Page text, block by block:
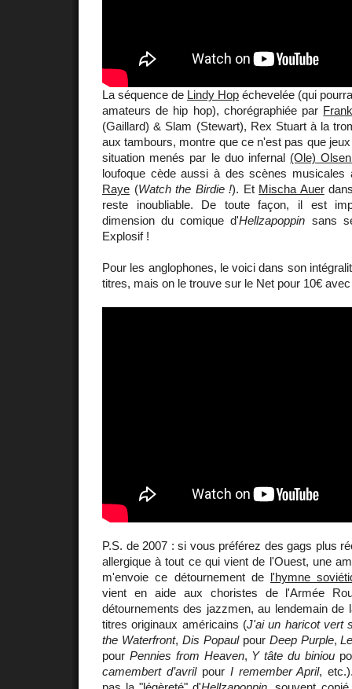
La séquence de Lindy Hop échevelée (qui
amateurs de hip hop), chorégraphiée par
(Gaillard) & Slam (Stewart), Rex Stuart à la
aux tambours, montre que ce n'est pas que
situation menés par le duo infernal (Ole)
loufoque cède aussi à des scènes
Raye (Watch the Birdie !). Et Mischa Auer
reste inoubliable. De toute façon, il est
dimension du comique d'Hellzapoppin sans
Explosif !
Pour les anglophones, le voici dans son
titres, mais on le trouve sur le Net pour 10€
P.S. de 2007 : si vous préférez des gags plus
allergique à tout ce qui vient de l'Ouest, une
m'envoie ce détournement de l'hymne
vient en aide aux choristes de l'Armée
détournements des jazzmen, au lendemain de
titres originaux américains (J'ai un haricot vert
the Waterfront, Dis Popaulpour Deep Purple,
pour Pennies from Heaven, Y tâte du biniou
camembert d’avrilpour I remember April,